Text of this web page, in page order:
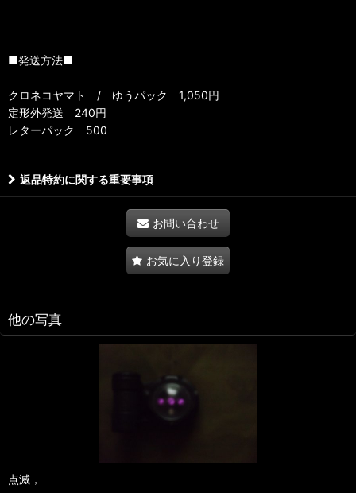
■発送方法■
クロネコヤマト / ゆうパック 1,050円
定形外発送 240円
レターパック 500
返品特約に関する重要事項
お問い合わせ
お気に入り登録
他の写真
点滅，